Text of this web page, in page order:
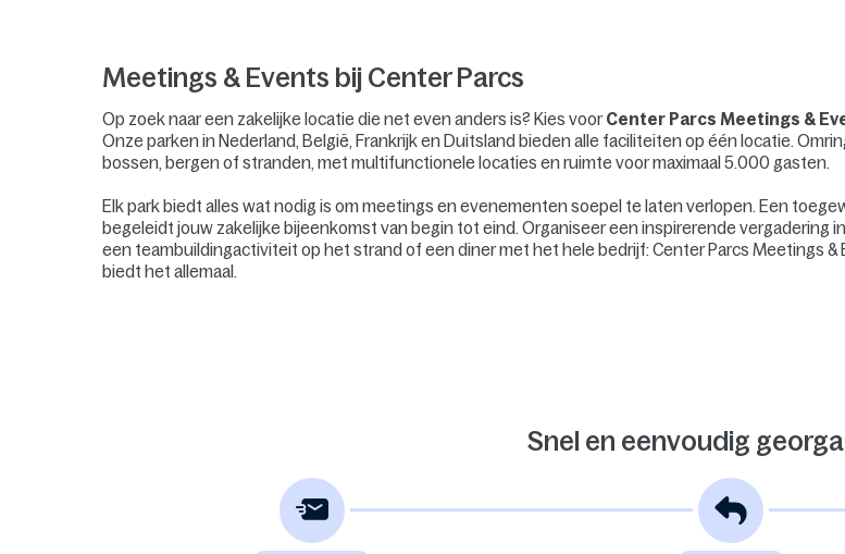
Meetings & Events bij Center Parcs
Op zoek naar een zakelijke locatie die net even anders is? Kies voorCenter Parcs Meetings &
Onze parken in Nederland, België, Frankrijk en Duitsland bieden alle faciliteiten op één locatie.
bossen, bergen of stranden, met multifunctionele locaties en ruimte voor maximaal 5.000 gasten.
Elk park biedt alles wat nodig is om meetings en evenementen soepel te laten verlopen. Een
begeleidt jouw zakelijke bijeenkomst van begin tot eind. Organiseer een inspirerende vergadering
een teambuildingactiviteit op het strand of een diner met het hele bedrijf: Center Parcs Meetings &
biedt het allemaal.
Snel en eenvoudig